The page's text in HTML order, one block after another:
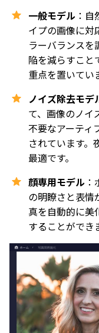
一般モデル ：
イプの画像に対
ラーバランスを
陥を減らすこと
重点を置いてい
ノイズ除去モデ
て、画像のノイ
不要なアーティ
されています。
最適です。
顔専用モデル
の明瞭さと表情
真を自動的に美
することができ